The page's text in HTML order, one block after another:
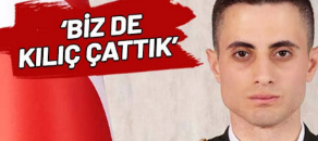
Forum
Gerçeğin İzinde